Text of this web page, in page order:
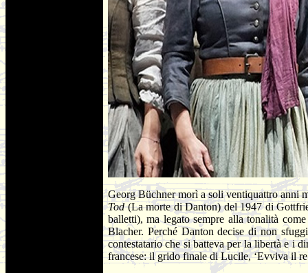
Georg Büchner morì a soli ventiquattro anni
Tod(La morte di Danton) del 1947 di
balletti), ma legato sempre alla tonalità
Blacher. Perché Danton decise di non
contestatario che si batteva per la libertà e i
francese: il grido finale di Lucile, ‘Evviva il